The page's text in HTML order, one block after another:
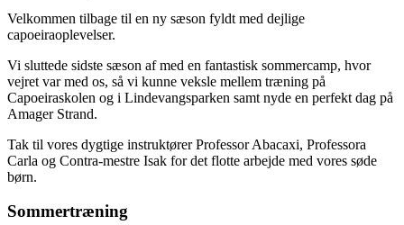
Velkommen tilbage til en ny sæson fyldt med dejlige
capoeiraoplevelser.
Vi sluttede sidste sæson af med en fantastisk sommercamp, hvor
vejret var med os, så vi kunne veksle mellem træning på
Capoeiraskolen og i Lindevangsparken samt nyde en perfekt dag på
Amager Strand.
Tak til vores dygtige instruktører Professor Abacaxi, Professora
Carla og Contra-mestre Isak for det flotte arbejde med vores søde
børn.
Sommertræning